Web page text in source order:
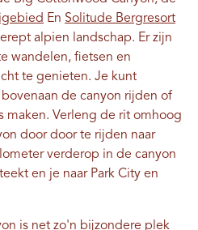
En Solitude Bergresort
alpien landschap. Er zijn
wandelen, fietsen en
te genieten. Je kunt
de canyon rijden of
maken. Verleng de rit omhoog
door door te rijden naar
verderop in de canyon
en je naar Park City en
is net zo'n bijzondere plek